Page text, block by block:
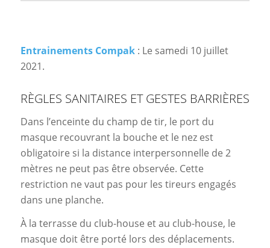
Entrainements Compak: Le samedi 10 juillet
2021.
RÈGLES SANITAIRES ET GESTES BARRIÈRES
Dans l’enceinte du champ de tir, le port du
masque recouvrant la bouche et le nez est
obligatoire si la distance interpersonnelle de 2
mètres ne peut pas être observée. Cette
restriction ne vaut pas pour les tireurs engagés
dans une planche.
À la terrasse du club-house et au club-house, le
masque doit être porté lors des déplacements.